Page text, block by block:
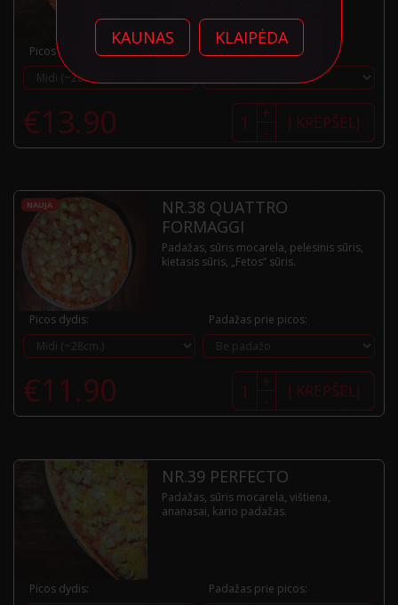
KAUNAS KLAIPĖDA
Picos dydis: Padažas prie picos:
€13.90 produkto
kiekis:
Nr.37
Pescatore
-
+ Į KREPŠELĮ
NAUJA
NR.38 QUATTRO
FORMAGGI
Padažas, sūris mocarela, pelėsinis sūris,
kietasis sūris, „Fetos” sūris.
Picos dydis: Padažas prie picos:
€11.90 produkto
kiekis:
Nr.38
Quattro
-
+ Į KREPŠELĮ
NR.39 PERFECTO
Padažas, sūris mocarela, vištiena,
ananasai, kario padažas.
Picos dydis: Padažas prie picos: